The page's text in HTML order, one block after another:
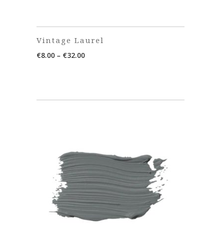
Vintage Laurel
€8.00 – €32.00Price
€32.00